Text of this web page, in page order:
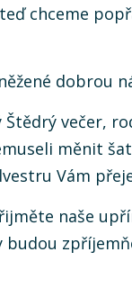
chceme
dobrou
Štědrý večer,
měnit
Vám
naše
budou